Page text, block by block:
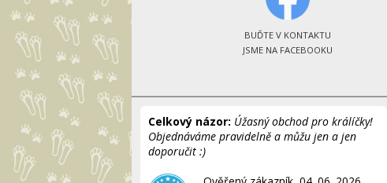
BUĎTE V KONTAKTU
JSME NA FACEBOOKU
Celkový názor: Úžasný obchod pro králíčky!
Objednáváme pravidelně a můžu jen a jen
doporučit :)